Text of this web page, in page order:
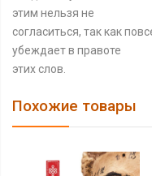
этим нельзя не
согласиться, так как
убеждает в правоте
этих слов.
Похожие товары